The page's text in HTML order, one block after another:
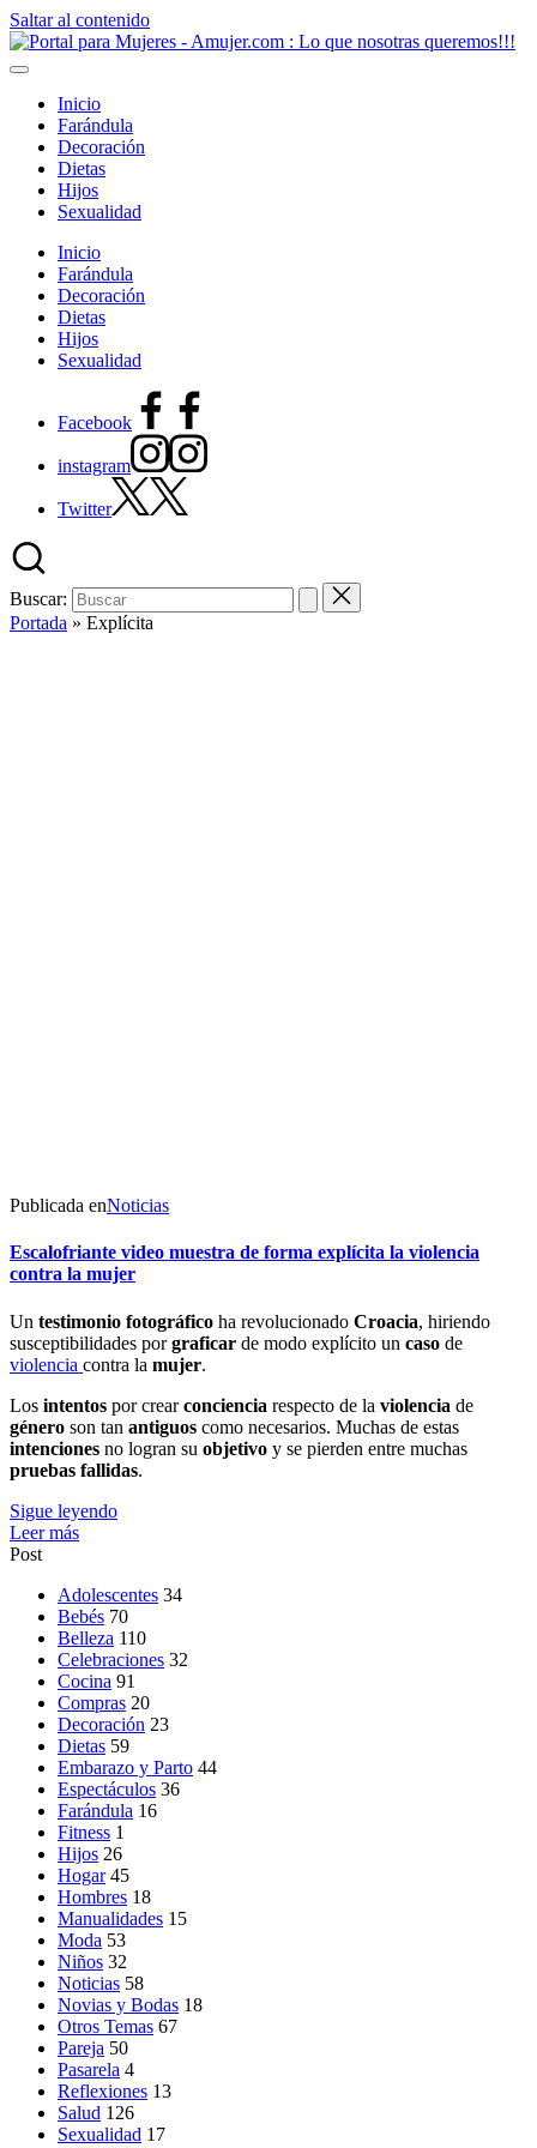
Saltar al contenido
Inicio
Farándula
Decoración
Dietas
Hijos
Sexualidad
Inicio
Farándula
Decoración
Dietas
Hijos
Sexualidad
Facebook
instagram
Twitter
Buscar:
Portada » Explícita
Publicada enNoticias
Escalofriante video muestra de forma explícita la violencia
contra la mujer
Un testimonio fotográfico ha revolucionado Croacia, hiriendo
susceptibilidades porgraficar de modo explícito un caso de
violencia contra la mujer.
Los intentos por crearconciencia respecto de la violencia de
género son tan antiguos como necesarios. Muchas de estas
intenciones no logran su objetivo y se pierden entre muchas
pruebas fallidas.
Sigue leyendo
Leer más
Post
Adolescentes 34
Bebés 70
Belleza 110
Celebraciones 32
Cocina 91
Compras 20
Decoración 23
Dietas 59
Embarazo y Parto 44
Espectáculos 36
Farándula 16
Fitness 1
Hijos 26
Hogar 45
Hombres 18
Manualidades 15
Moda 53
Niños 32
Noticias 58
Novias y Bodas 18
Otros Temas 67
Pareja 50
Pasarela 4
Reflexiones 13
Salud 126
Sexualidad 17